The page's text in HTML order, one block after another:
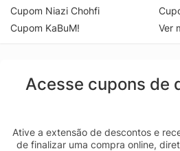
Cupom Niazi Chohfi
Cupom KaBuM!
Ver
Acesse cupons de
Ative a extensão de descontos e
de finalizar uma compra online,